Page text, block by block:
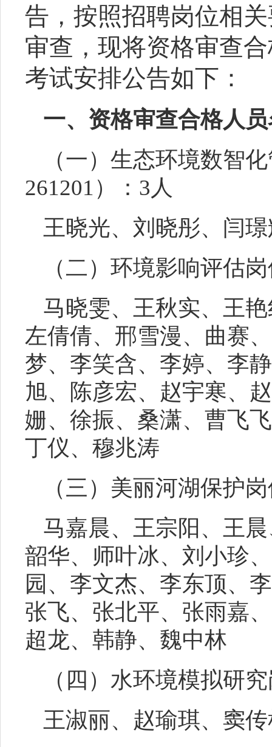
告 ，按照招聘岗位相
审查，现将资格审查
考试安排公告如下：
一、资格审查合格人
（一）生态环境数智
261201）： 3人
王晓光、 刘晓彤、 闫
（二）环境影响评估
马晓雯、 王秋实、 王
左倩倩、 邢雪漫、 曲赛、
梦、 李笑含、 李婷、 李
旭、 陈彦宏、 赵宇寒、
姗、 徐振、 桑潇、 曹飞飞
丁仪、 穆兆涛
（三） 美丽河湖保护
马嘉晨、王宗阳、王
韶华、师叶冰、刘小珍
园、 李文杰、李东顶、
张飞、 张北平、张雨嘉
超龙、 韩静、魏中林
（四）水环境模拟研究
王淑丽、 赵瑜琪、 窦